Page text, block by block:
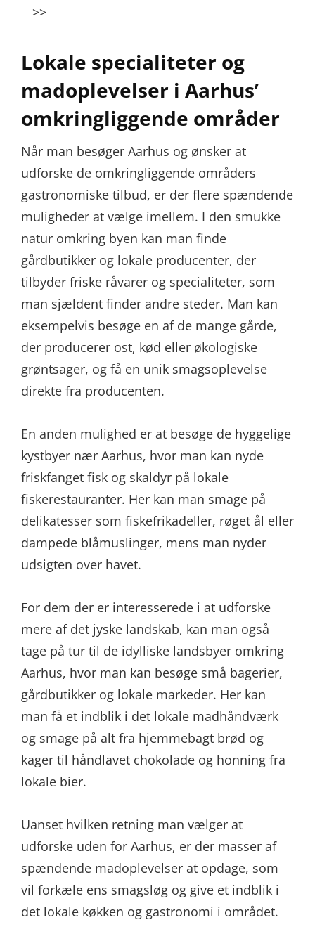
>>
Lokale specialiteter og
madoplevelser i Aarhus’
omkringliggende områder
Når man besøger Aarhus og ønsker at
udforske de omkringliggende områders
gastronomiske tilbud, er der flere spændende
muligheder at vælge imellem. I den smukke
natur omkring byen kan man finde
gårdbutikker og lokale producenter, der
tilbyder friske råvarer og specialiteter, som
man sjældent finder andre steder. Man kan
eksempelvis besøge en af de mange gårde,
der producerer ost, kød eller økologiske
grøntsager, og få en unik smagsoplevelse
direkte fra producenten.
En anden mulighed er at besøge de hyggelige
kystbyer nær Aarhus, hvor man kan nyde
friskfanget fisk og skaldyr på lokale
fiskerestauranter. Her kan man smage på
delikatesser som fiskefrikadeller, røget ål eller
dampede blåmuslinger, mens man nyder
udsigten over havet.
For dem der er interesserede i at udforske
mere af det jyske landskab, kan man også
tage på tur til de idylliske landsbyer omkring
Aarhus, hvor man kan besøge små bagerier,
gårdbutikker og lokale markeder. Her kan
man få et indblik i det lokale madhåndværk
og smage på alt fra hjemmebagt brød og
kager til håndlavet chokolade og honning fra
lokale bier.
Uanset hvilken retning man vælger at
udforske uden for Aarhus, er der masser af
spændende madoplevelser at opdage, som
vil forkæle ens smagsløg og give et indblik i
det lokale køkken og gastronomi i området.